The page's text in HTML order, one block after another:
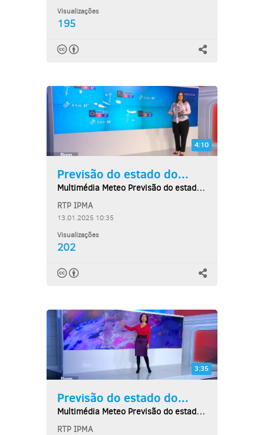
Visualizações
195
4:10
Previsão do estado do...
Multimédia Meteo Previsão do estado do tempo,...
RTP IPMA
13.01.2025 10:35
Visualizações
202
3:35
Previsão do estado do...
Multimédia Meteo Previsão do estado do tempo,...
RTP IPMA